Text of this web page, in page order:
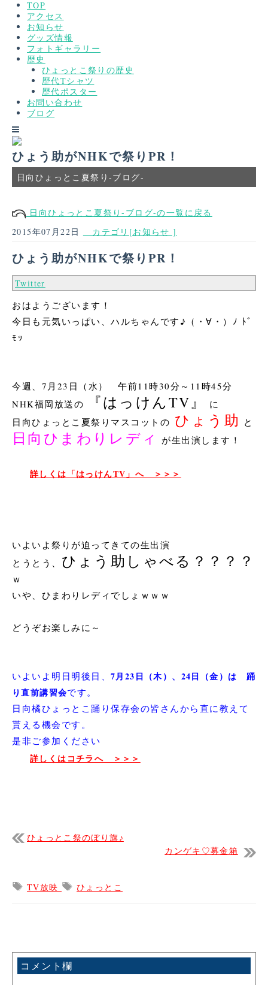
TOP
アクセス
お知らせ
グッズ情報
フォトギャラリー
歴史
ひょっとこ祭りの歴史
歴代Tシャツ
歴代ポスター
お問い合わせ
ブログ
ひょう助がNHKで祭りPR！
日向ひょっとこ夏祭り-ブログ-
日向ひょっとこ夏祭り-ブログ-の一覧に戻る
2015年07月22日
カテゴリ[お知らせ ]
ひょう助がNHKで祭りPR！
Twitter
おはようございます！
今日も元気いっぱい、ハルちゃんです♪（・∀・）ﾉ ﾄﾞ
ﾓｯ
今週、7月23日（水） 午前11時30分～11時45分
NHK福岡放送の
『はっけんTV』
に
日向ひょっとこ夏祭りマスコットの ひょう助 と
日向ひまわりレディ が生出演します！
詳しくは「はっけんTV」へ ＞＞＞
いよいよ祭りが迫ってきての生出演
とうとう、 ひょう助しゃべる？？？？
ｗ
いや、ひまわりレディでしょｗｗｗ
どうぞお楽しみに～
いよいよ明日明後日、 7月23日（木）、24日（金）は 踊
り直前講習会です。
日向橘ひょっとこ踊り保存会の皆さんから直に教えて
貰える機会です。
是非ご参加ください
詳しくはコチラへ ＞＞＞
ひょっとこ祭のぼり旗♪
カンゲキ♡募金箱
TV放映 ひょっとこ
コメント欄